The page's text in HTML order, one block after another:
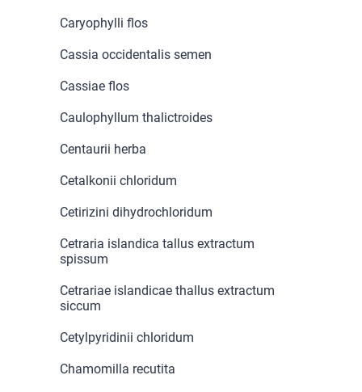
Caryophylli flos
Cassia occidentalis semen
Cassiae flos
Caulophyllum thalictroides
Centaurii herba
Cetalkonii chloridum
Cetirizini dihydrochloridum
Cetraria islandica tallus extractum
spissum
Cetrariae islandicae thallus extractum
siccum
Cetylpyridinii chloridum
Chamomilla recutita